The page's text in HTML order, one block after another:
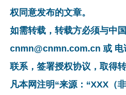
权同意发布的文章。
如需转载，转载方必须与中
cnmn@cnmn.com.cn 或 电
联系，签署授权协议，取得
凡本网注明“来源：“XXX（